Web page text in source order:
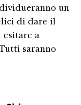
un
di dare il
esitare a
saranno